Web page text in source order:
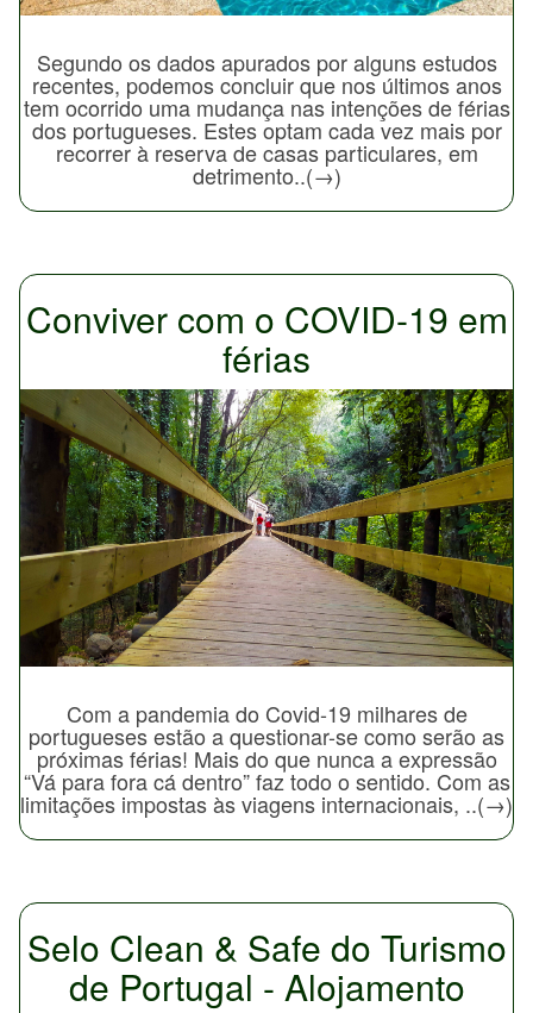
Segundo os dados apurados por alguns estudos
recentes, podemos concluir que nos últimos anos
tem ocorrido uma mudança nas intenções de férias
dos portugueses. Estes optam cada vez mais por
recorrer à reserva de casas particulares, em
detrimento..(→)
Conviver com o COVID-19 em
férias
Com a pandemia do Covid-19 milhares de
portugueses estão a questionar-se como serão as
próximas férias! Mais do que nunca a expressão
“Vá para fora cá dentro” faz todo o sentido. Com as
limitações impostas às viagens internacionais, ..(→)
Selo Clean & Safe do Turismo
de Portugal - Alojamento